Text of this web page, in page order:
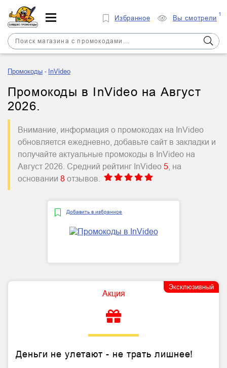
Промокоды InVideo
Промокоды в InVideo на Август
2026.
Внимание, информация о промокодах на InVideo
обновляется ежедневно, добавьте сайт в закладки и
получайте актуальные промокоды в InVideo на
Август 2026. Средний рейтинг InVideo 5 , на
основании 8 отзывов.
Добавить в избранное
Эксклюзивный
Акция
Деньги не улетают - не трать лишнее!
Избранное Вы смотрели
1